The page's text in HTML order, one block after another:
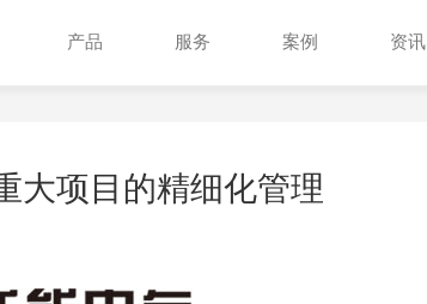
产品 服务 案例 资讯
项目的精细化管理